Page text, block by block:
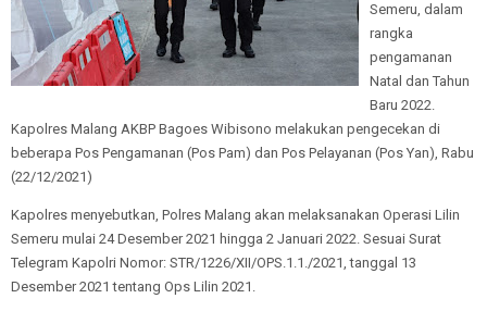
Semeru, dalam
rangka
pengamanan
Natal dan Tahun
Baru 2022.
Kapolres Malang AKBP Bagoes Wibisono melakukan pengecekan di
beberapa Pos Pengamanan (Pos Pam) dan Pos Pelayanan (Pos Yan), Rabu
(22/12/2021)
Kapolres menyebutkan, Polres Malang akan melaksanakan Operasi Lilin
Semeru mulai 24 Desember 2021 hingga 2 Januari 2022. Sesuai Surat
Telegram Kapolri Nomor: STR/1226/XII/OPS.1.1./2021, tanggal 13
Desember 2021 tentang Ops Lilin 2021.